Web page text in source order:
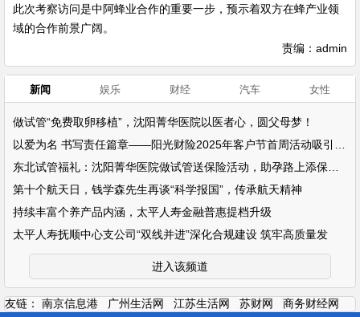
此次考察访问是中阿蜂业合作的重要一步，预示着双方在蜂产业领
域的合作前景广阔。
责编：admin
新闻 娱乐 财经 汽车 女性
做试管“免费取卵移植”，沈阳菁华医院以医者心，圆父母梦！
第十个航天日，钱学森先生再谈“科学报国”，传承航天精神
持续丰富个养产品内涵，太平人寿金融普惠提档升级
太平人寿抚顺中心支公司“双线并进”深化合规建设 筑牢高质量发
进入该频道
友链： 南京信息港 广州生活网 江苏生活网 苏财网 商务财经网